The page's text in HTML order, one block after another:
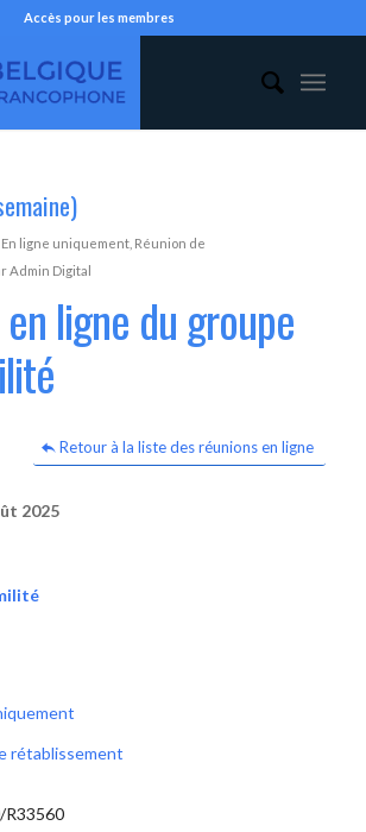
Accès pour les membres
En ligne uniquement, Réunion de
Admin Digital
ligne du groupe
Retour à la liste des réunions en ligne
2025
rétablissement